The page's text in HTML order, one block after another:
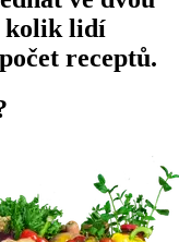
kolik lidí
receptů.